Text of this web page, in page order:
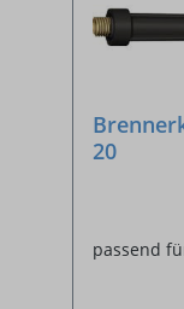
20
passend